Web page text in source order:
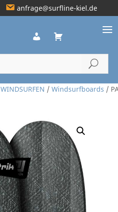
anfrage@surfline-kiel.de
WINDSURFEN / Windsurfboards /